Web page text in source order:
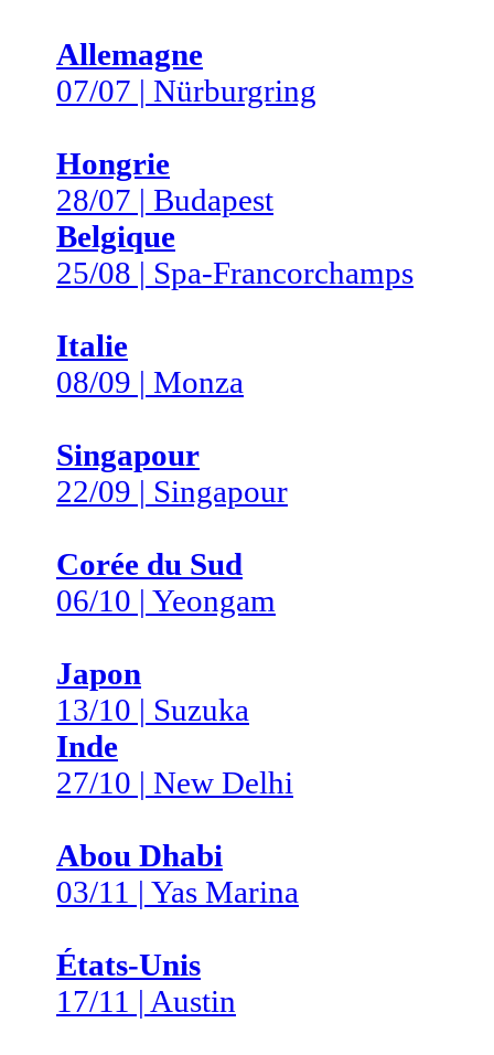
Allemagne
07/07 | Nürburgring
Hongrie
28/07 | Budapest
Belgique
25/08 | Spa-Francorchamps
Italie
08/09 | Monza
Singapour
22/09 | Singapour
Corée du Sud
06/10 | Yeongam
Japon
13/10 | Suzuka
Inde
27/10 | New Delhi
Abou Dhabi
03/11 | Yas Marina
États-Unis
17/11 | Austin